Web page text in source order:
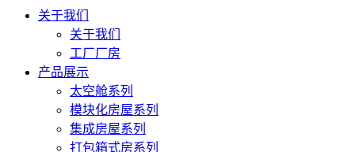
关于我们
关于我们
工厂厂房
产品展示
太空舱系列
模块化房屋系列
集成房屋系列
打包箱式房系列